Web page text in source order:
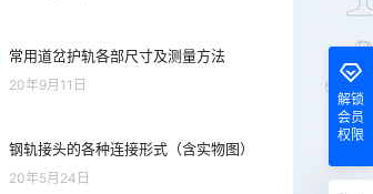
常用道岔护轨各部尺寸及测量方法
20年9月11日
钢轨接头的各种连接形式（含实物图）
20年5月24日
解锁
会员
权限